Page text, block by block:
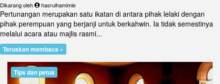
Dikarang oleh hasrulhamimie
Pertunangan merupakan satu ikatan di antara pihak lelaki dengan
pihak perempuan yang berjanji untuk berkahwin. Ia tidak semestinya
melalui acara atau majlis rasmi...
Teruskan membaca »
Tips dan petua